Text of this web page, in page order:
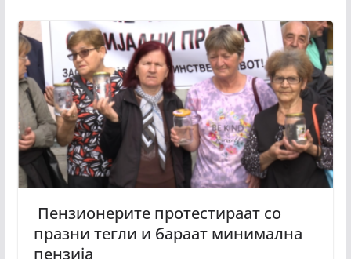
Пензионерите протестираат со
празни тегли и бараат минимална
пензија